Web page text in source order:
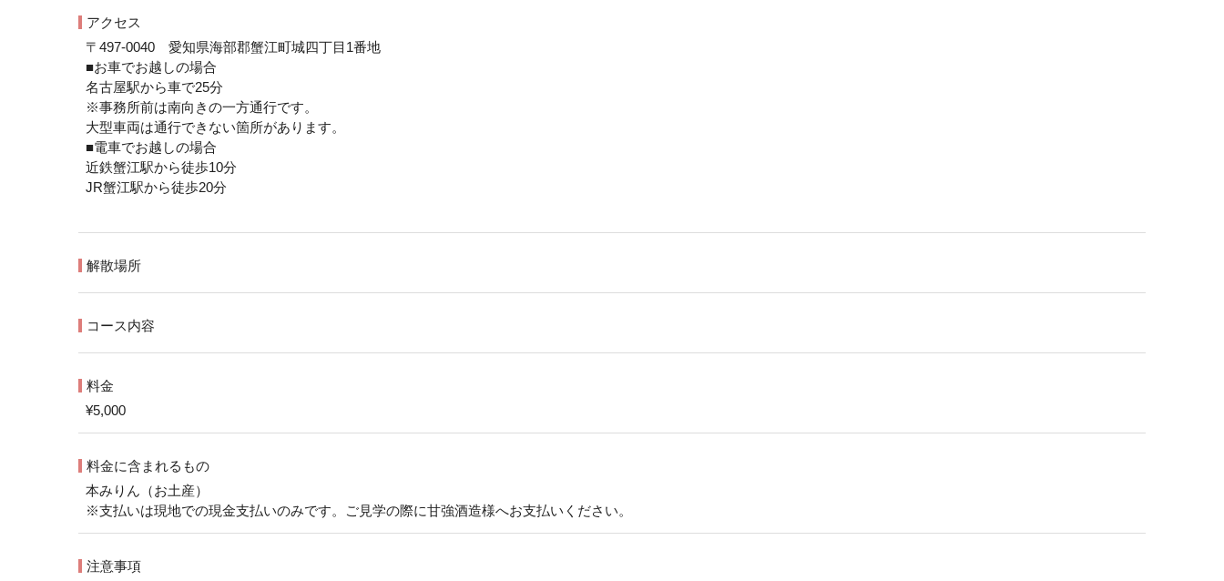
アクセス
〒497-0040 愛知県海部郡蟹江町城四丁目1番地
■お車でお越しの場合
名古屋駅から車で25分
※事務所前は南向きの一方通行です。
大型車両は通行できない箇所があります。
■電車でお越しの場合
近鉄蟹江駅から徒歩10分
JR蟹江駅から徒歩20分
解散場所
コース内容
料金
¥5,000
料金に含まれるもの
本みりん（お土産）
※支払いは現地での現金支払いのみです。ご見学の際に甘強酒造様へお支払いください。
注意事項